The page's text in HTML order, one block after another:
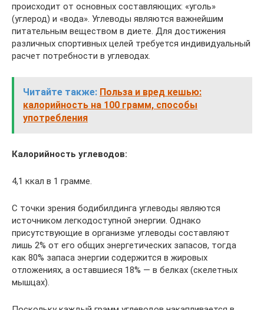
происходит от основных составляющих: «уголь»
(углерод) и «вода». Углеводы являются важнейшим
питательным веществом в диете. Для достижения
различных спортивных целей требуется индивидуальный
расчет потребности в углеводах.
Читайте также: Польза и вред кешью:
калорийность на 100 грамм, способы
употребления
Калорийность углеводов:
4,1 ккал в 1 грамме.
С точки зрения бодибилдинга углеводы являются
источником легкодоступной энергии. Однако
присутствующие в организме углеводы составляют
лишь 2% от его общих энергетических запасов, тогда
как 80% запаса энергии содержится в жировых
отложениях, а оставшиеся 18% — в белках (скелетных
мышцах).